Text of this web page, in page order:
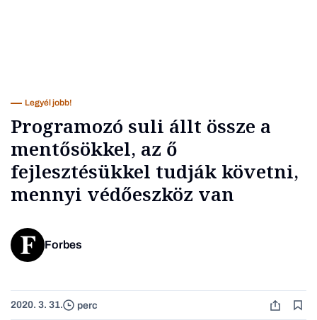
Üzlet
Legyél jobb!
Programozó suli állt össze a
mentősökkel, az ő
fejlesztésükkel tudják követni,
mennyi védőeszköz van
Forbes
2020. 3. 31. perc